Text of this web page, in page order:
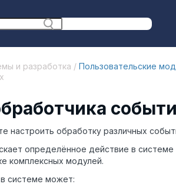
и разработка / Пользовательские
настроить обработку различных
определённое действие в
комплексных модулей.
системе может: